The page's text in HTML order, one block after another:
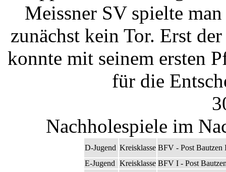
Meissner SV spielte
zunächst kein Tor. Erst
konnte mit seinem ersten
für die
Nachholespiele im
D-Jugend Kreisklasse BFV - Post Bautzen
E-Jugend Kreisklasse BFV I - Post